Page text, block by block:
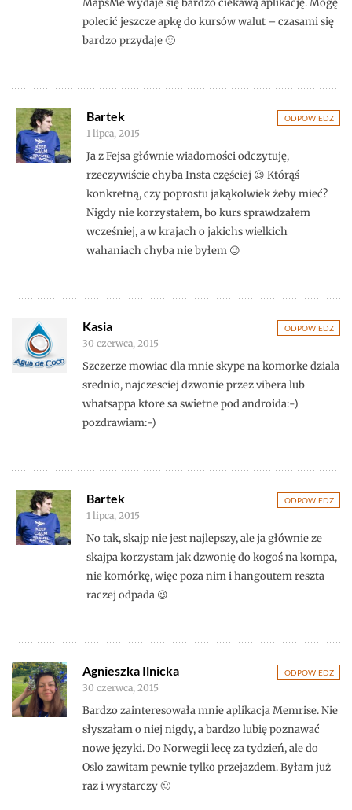
polecić jeszcze apkę do kursów walut – czasami się
bardzo przydaje 🙂
ODPOWIEDZ
Bartek
1 lipca, 2015
Ja z Fejsa głównie wiadomości odczytuję,
rzeczywiście chyba Insta częściej 😉 Którąś
konkretną, czy poprostu jakąkolwiek żeby mieć?
Nigdy nie korzystałem, bo kurs sprawdzałem
wcześniej, a w krajach o jakichs wielkich
wahaniach chyba nie byłem 😉
ODPOWIEDZ
Kasia
30 czerwca, 2015
Szczerze mowiac dla mnie skype na komorke dziala
srednio, najczesciej dzwonie przez vibera lub
whatsappa ktore sa swietne pod androida:-)
pozdrawiam:-)
ODPOWIEDZ
Bartek
1 lipca, 2015
No tak, skajp nie jest najlepszy, ale ja głównie ze
skajpa korzystam jak dzwonię do kogoś na kompa,
nie komórkę, więc poza nim i hangoutem reszta
raczej odpada 😉
ODPOWIEDZ
Agnieszka Ilnicka
30 czerwca, 2015
Bardzo zainteresowała mnie aplikacja Memrise. Nie
słyszałam o niej nigdy, a bardzo lubię poznawać
nowe języki. Do Norwegii lecę za tydzień, ale do
Oslo zawitam pewnie tylko przejazdem. Byłam już
raz i wystarczy 🙂